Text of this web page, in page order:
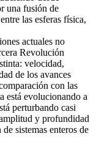
una fusión de
las esferas física,
actuales no
Revolución
velocidad,
de los avances
con las
está evolucionando a
perturbando casi
y profundidad
sistemas enteros de